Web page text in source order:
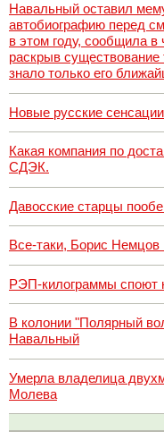
Навальный оставил
автобиографию перед
в этом году, сообщила в
раскрыв существование
знало только его
Новые русские сенсации
Какая компания по
СДЭК.
Давосские старцы
Все-таки, Борис Немцов
РЭП-килограммы споют
В колонии "Полярный
Навальный
Умерла владелица
Молева